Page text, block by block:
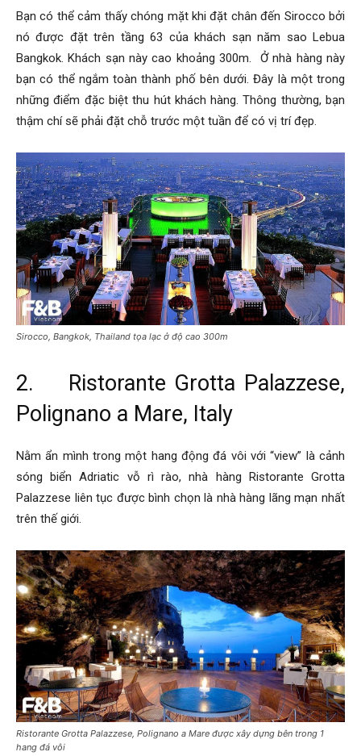
Bạn có thể cảm thấy chóng mặt khi đặt chân đến Sirocco bởi
nó được đặt trên tầng 63 của khách sạn năm sao Lebua
Bangkok. Khách sạn này cao khoảng 300m. Ở nhà hàng này
bạn có thể ngắm toàn thành phố bên dưới. Đây là một trong
những điểm đặc biệt thu hút khách hàng. Thông thường, bạn
thậm chí sẽ phải đặt chỗ trước một tuần để có vị trí đẹp.
Sirocco, Bangkok, Thailand tọa lạc ở độ cao 300m
2. Ristorante Grotta Palazzese,
Polignano a Mare, Italy
Nằm ẩn mình trong một hang động đá vôi với “view” là cảnh
sóng biển Adriatic vỗ rì rào, nhà hàng Ristorante Grotta
Palazzese liên tục được bình chọn là nhà hàng lãng mạn nhất
trên thế giới.
Ristorante Grotta Palazzese, Polignano a Mare được xây dựng bên trong 1
hang đá vôi